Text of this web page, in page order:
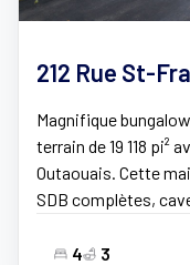
212 Rue St-
Magnifique
terrain de 19 118 pi²
Outaouais. Cette
SDB complètes,
4 3